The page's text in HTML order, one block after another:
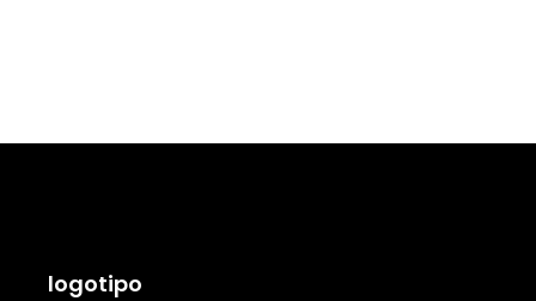
logotipo